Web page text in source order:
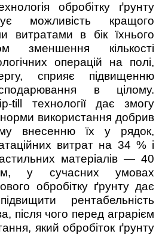
обробітку ґрунту
можливість кращого
витратами в бік їхнього
зменшення кількості
операцій на полі,
сприяє підвищенню
в цілому.
till технології дає змогу
використання добрив
внесенню їх у рядок,
витрат на 34 % і
матеріалів — 40
у сучасних умовах
обробітку ґрунту дає
рентабельність
після чого перед аграрієм
який обробіток ґрунту